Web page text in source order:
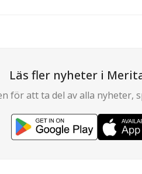
Läs fler nyheter i
för att ta del av alla nyheter,